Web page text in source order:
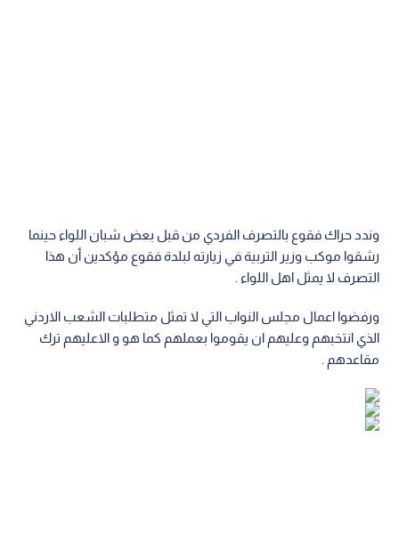
وندد حراك فقوع بالتصرف الفردي من قبل بعض شبان اللواء حينما
رشقوا موكب وزير التربية في زيارته لبلدة فقوع مؤكدين أن هذا
التصرف لا يمثل اهل اللواء .
ورفضوا اعمال مجلس النواب التي لا تمثل متطلبات الشعب الاردني
الذي انتخبهم وعليهم ان يقوموا بعملهم كما هو و الاعليهم ترك
مقاعدهم .